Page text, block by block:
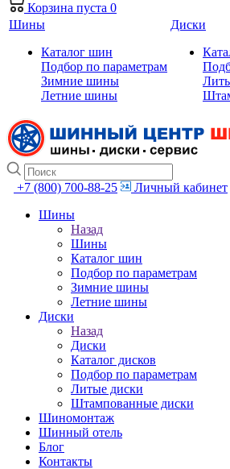
Корзина пуста 0
Шины
Каталог шин
Подбор по параметрам
Зимние шины
Летние шины
Диски
+7 (800) 700-88-25
Личный кабинет
Шины
Назад
Шины
Каталог шин
Подбор по параметрам
Зимние шины
Летние шины
Диски
Назад
Диски
Каталог дисков
Подбор по параметрам
Литые диски
Штампованные диски
Шиномонтаж
Шинный отель
Блог
Контакты